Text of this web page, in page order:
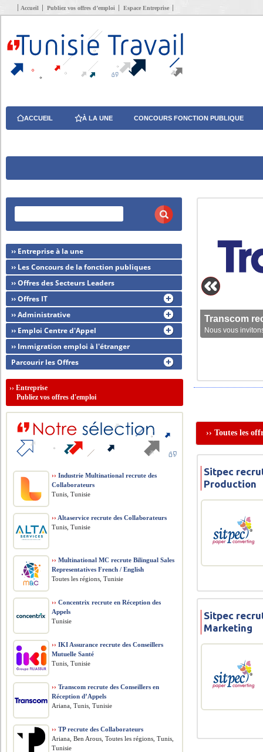
Accueil Publiez vos offres d’emploi Espace Entreprise
ACCUEIL À LA UNE CONCOURS FONCTION PUBLIQUE
Transcom
Nous vous
›› Toutes les
Sitpec
Production
Sitpec
Marketing
›› Entreprise à la une
›› Les Concours de la fonction publiques
›› Offres des Secteurs Leaders
›› Offres IT
›› Administrative
›› Emploi Centre d'Appel
›› Immigration emploi à l'étranger
Parcourir les Offres
››Entreprise
Publiez vos offres d'emploi
›› Industrie Multinational recrute des
Collaborateurs
Tunis, Tunisie
›› Altaservice recrute des Collaborateurs
Tunis, Tunisie
›› Multinational MC recrute Bilingual Sales
Representatives French / English
Toutes les régions, Tunisie
›› Concentrix recrute en Réception des
Appels
Tunisie
›› IKI Assurance recrute des Conseillers
Mutuelle Santé
Tunis, Tunisie
›› Transcom recrute des Conseillers en
Réception d’Appels
Ariana, Tunis, Tunisie
›› TP recrute des Collaborateurs
Ariana, Ben Arous, Toutes les régions, Tunis,
Tunisie